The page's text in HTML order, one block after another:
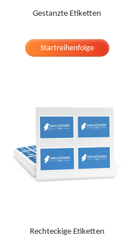
Gestanzte Etiketten
Startreihenfolge
Rechteckige Etiketten